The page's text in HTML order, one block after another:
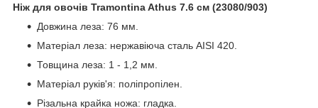
Ніж для овочів Tramontina Athus 7.6 см (23080/903)
Довжина леза: 76 мм.
Матеріал леза: нержавіюча сталь AISI 420.
Товщина леза: 1 - 1,2 мм.
Матеріал руків'я: поліпропілен.
Різальна крайка ножа: гладка.